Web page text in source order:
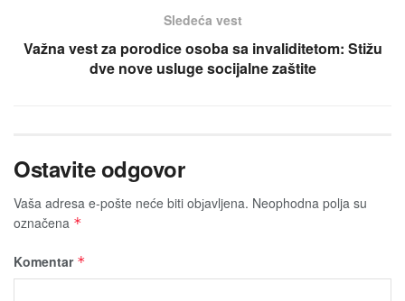
Sledeća vest
Važna vest za porodice osoba sa invaliditetom: Stižu
dve nove usluge socijalne zaštite
Ostavite odgovor
Vaša adresa e-pošte neće biti obјavljena. Neophodna polja su
označena *
Komentar *